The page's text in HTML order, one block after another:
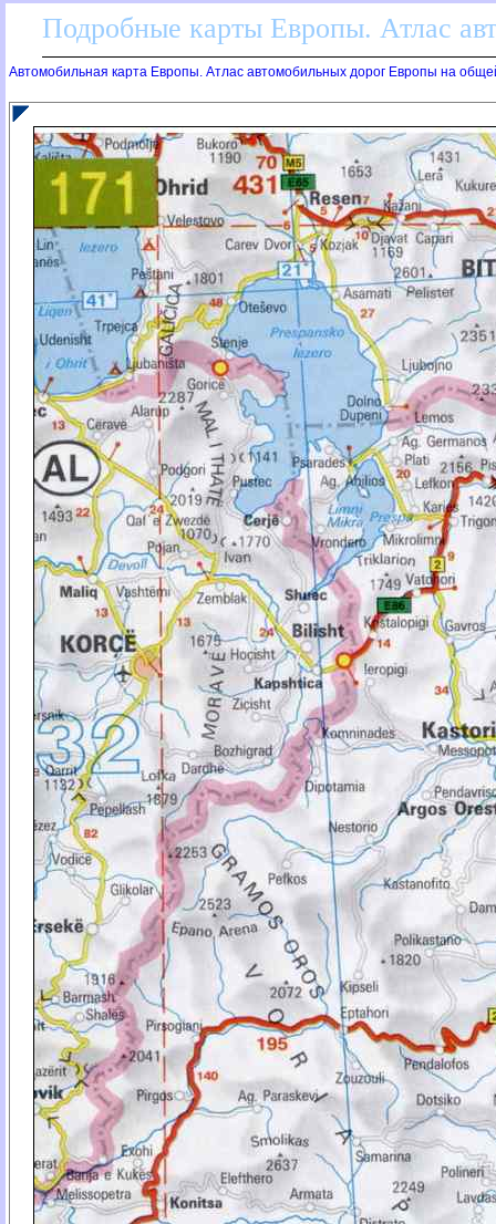
Подробные карты Европы. Атлас
Автомобильная карта Европы. Атлас автомобильных дорог Европы на